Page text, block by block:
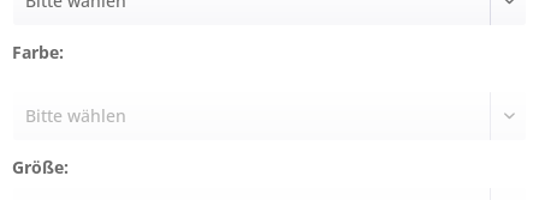
Farbe:
Größe: